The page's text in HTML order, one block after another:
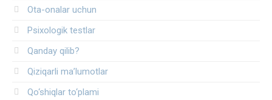
Ota-onalar uchun
Psixologik testlar
Qanday qilib?
Qiziqarli ma’lumotlar
Qo‘shiqlar to‘plami